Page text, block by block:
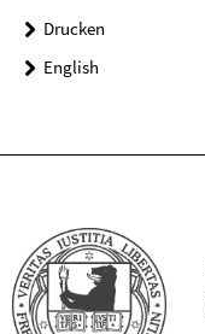
Drucken
English